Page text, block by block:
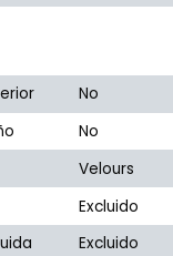
No
No
Velours
Excluido
Excluido